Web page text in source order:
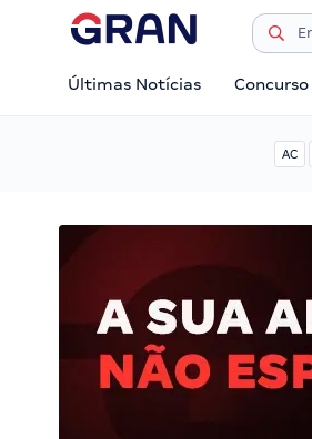
Últimas Notícias Concurso
AC